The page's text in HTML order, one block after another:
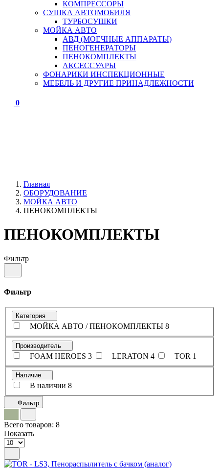
КОМПРЕССОРЫ
СУШКА АВТОМОБИЛЯ
ТУРБОСУШКИ
МОЙКА АВТО
АВД (МОЕЧНЫЕ АППАРАТЫ)
ПЕНОГЕНЕРАТОРЫ
ПЕНОКОМПЛЕКТЫ
АКСЕССУАРЫ
ФОНАРИКИ ИНСПЕКЦИОННЫЕ
МЕБЕЛЬ И ДРУГИЕ ПРИНАДЛЕЖНОСТИ
0
Главная
ОБОРУДОВАНИЕ
МОЙКА АВТО
ПЕНОКОМПЛЕКТЫ
ПЕНОКОМПЛЕКТЫ
Фильтр
Фильтр
Категория
МОЙКА АВТО / ПЕНОКОМПЛЕКТЫ 8
Производитель
FOAM HEROES 3 LERATON 4 TOR 1
Наличие
В наличии 8
Фильтр
Всего товаров: 8
Показать